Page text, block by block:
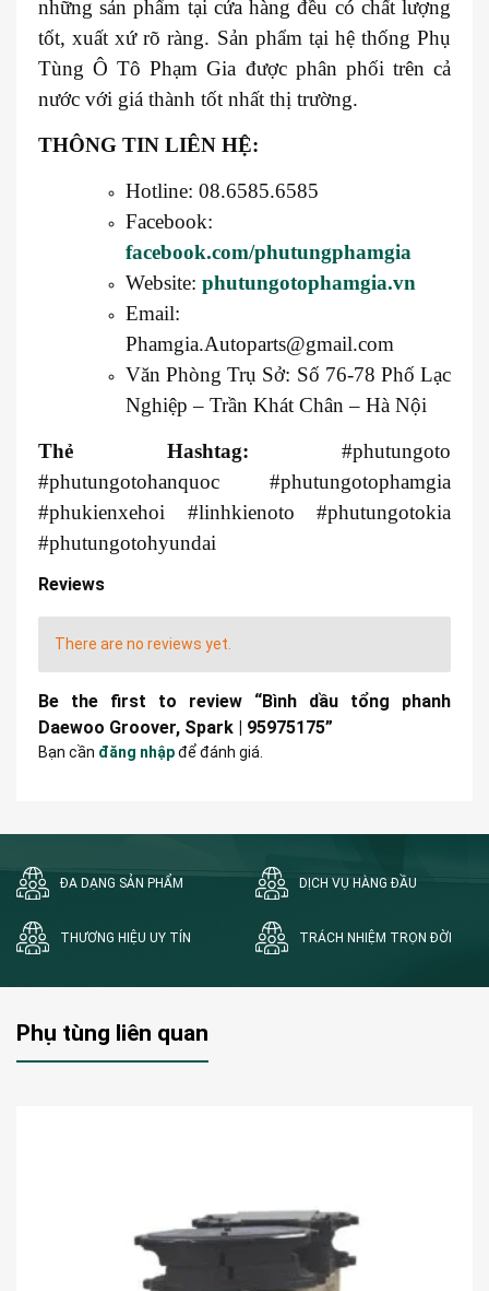
những sản phẩm tại cửa hàng đều có chất lượng
tốt, xuất xứ rõ ràng. Sản phẩm tại hệ thống Phụ
Tùng Ô Tô Phạm Gia được phân phối trên cả
nước với giá thành tốt nhất thị trường.
THÔNG TIN LIÊN HỆ:
Hotline: 08.6585.6585
Facebook:
facebook.com/phutungphamgia
Website: phutungotophamgia.vn
Email:
Phamgia.Autoparts@gmail.com
Văn Phòng Trụ Sở: Số 76-78 Phố Lạc
Nghiệp – Trần Khát Chân – Hà Nội
Thẻ Hashtag: #phutungoto
#phutungotohanquoc #phutungotophamgia
#phukienxehoi #linhkienoto #phutungotokia
#phutungotohyundai
Reviews
There are no reviews yet.
Be the first to review “Bình dầu tổng phanh
Daewoo Groover, Spark | 95975175”
Bạn cần đăng nhậpđể đánh giá.
ĐA DẠNG SẢN PHẨM DỊCH VỤ HÀNG ĐẦU
THƯƠNG HIỆU UY TÍN TRÁCH NHIỆM TRỌN ĐỜI
Phụ tùng liên quan